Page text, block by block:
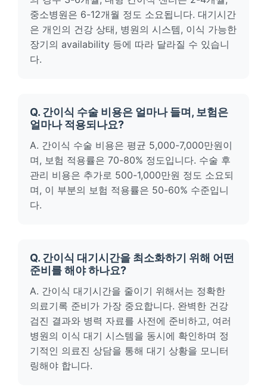
중소병원은 6-12개월 정도 소요됩니다. 대기시간
은 개인의 건강 상태, 병원의 시스템, 이식 가능한
장기의 availability 등에 따라 달라질 수 있습니
다.
Q. 간이식 수술 비용은 얼마나 들며, 보험은
얼마나 적용되나요?
A. 간이식 수술 비용은 평균 5,000-7,000만원이
며, 보험 적용률은 70-80% 정도입니다. 수술 후
관리 비용은 추가로 500-1,000만원 정도 소요되
며, 이 부분의 보험 적용률은 50-60% 수준입니
다.
Q. 간이식 대기시간을 최소화하기 위해 어떤
준비를 해야 하나요?
A. 간이식 대기시간을 줄이기 위해서는 정확한
의료기록 준비가 가장 중요합니다. 완벽한 건강
검진 결과와 병력 자료를 사전에 준비하고, 여러
병원의 이식 대기 시스템을 동시에 확인하며 정
기적인 의료진 상담을 통해 대기 상황을 모니터
링해야 합니다.